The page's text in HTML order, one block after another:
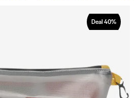
Deal 40%